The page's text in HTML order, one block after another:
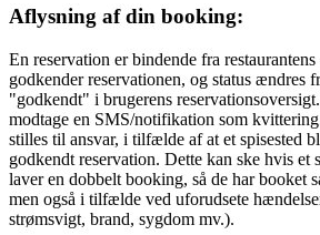
Aflysning af din booking:
En reservation er bindende fra restaurantens
godkender reservationen, og status ændres
"godkendt" i brugerens
modtage en SMS/notifikation som
stilles til ansvar, i tilfælde af at et spisested
godkendt reservation. Dette kan ske hvis et
laver en dobbelt booking, så de har booket
men også i tilfælde ved uforudsete
strømsvigt, brand, sygdom mv.).